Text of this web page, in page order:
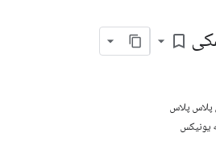
bookmark_border
پلاس پلاس
یونیکس